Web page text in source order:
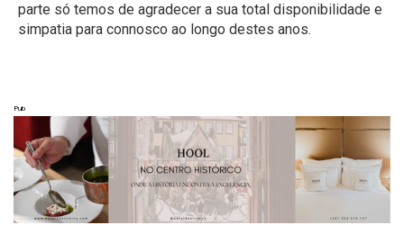
parte só temos de agradecer a sua total disponibilidade e
simpatia para connosco ao longo destes anos.
Pub